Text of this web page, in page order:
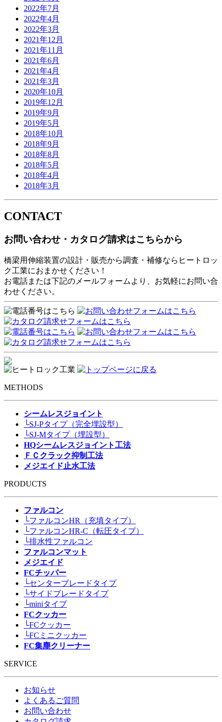
2022年7月
2022年4月
2022年3月
2021年12月
2021年11月
2021年6月
2021年4月
2021年3月
2020年10月
2019年12月
2019年9月
2019年5月
2018年10月
2018年9月
2018年8月
2018年5月
2018年4月
2018年3月
CONTACT
お問い合わせ・カタログ請求はこちらから
橋梁用伸縮装置の設計・販売から調査・補修ならヒートロッ
ク工業におまかせください！
お電話または下記のメールフォームより、お気軽にお問い合
わせください。
METHODS
シームレスジョイント
└SJ-Pタイプ（完全埋設型）
└SJ-Mタイプ（埋設型）
HQシームレスジョイント工法
ＦＣクラック抑制工法
メジエイド止水工法
PRODUCTS
ファルコン
└ファルコンHR（充填タイプ）
└ファルコンHR-C（転圧タイプ）
└排水性ファルコン
ファルコンマット
メジエイド
FCチッパー
└センターブレードタイプ
└サイドブレードタイプ
└miniタイプ
FCクッカー
└FCクッカー
└FCミニクッカー
FC集塵クリーナー
SERVICE
お知らせ
よくあるご質問
お問い合わせ